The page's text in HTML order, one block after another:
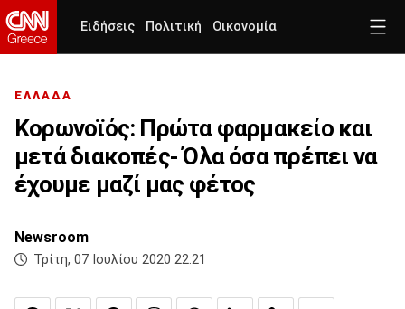
Ειδήσεις Πολιτική Οικονομία
ΕΛΛΑΔΑ
Κορωνοϊός: Πρώτα φαρμακείο και
μετά διακοπές- Όλα όσα πρέπει να
έχουμε μαζί μας φέτος
Newsroom
Τρίτη, 07 Ιουλίου 2020 22:21